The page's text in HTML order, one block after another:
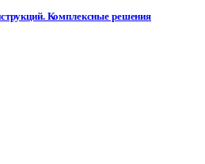
Комплексные решения